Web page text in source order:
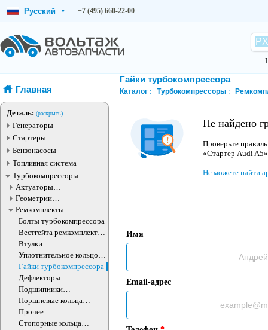
Русский ▾ +7 (495) 660-22-00
Главная
Деталь: (раскрыть)
Генераторы
Стартеры
Бензонасосы
Топливная система
Турбокомпрессоры
Актуаторы
турбокомпрессора
Геометрии
турбокомпрессора
Ремкомплекты
Болты турбокомпрессора
Вестгейта ремкомплект
(клапан)
Втулки
турбокомпрессора
Уплотнительное кольцо
турбокомпрессора
Гайки турбокомпрессора
Дефлекторы
турбокомпрессора
Подшипники
турбокомпрессора
Поршневые кольца
турбокомпрессора
Прочее
турбокомпрессора
Стопорные кольца
Гайки турбокомпрессора
Каталог Турбокомпрессоры
Не найдено
Проверьте
«Стартер Audi
Не можете найти
Имя
Email-адрес